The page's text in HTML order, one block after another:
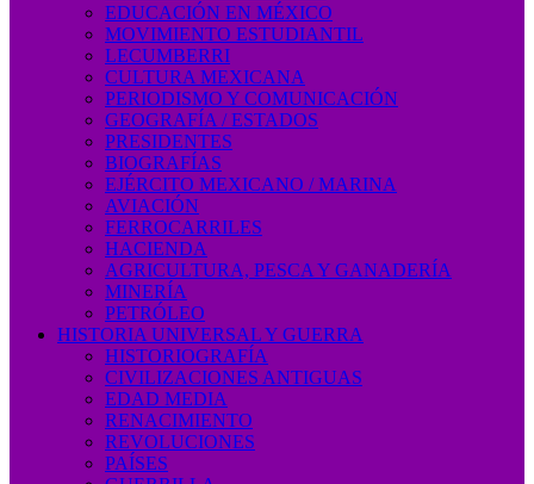
EDUCACIÓN EN MÉXICO
MOVIMIENTO ESTUDIANTIL
LECUMBERRI
CULTURA MEXICANA
PERIODISMO Y COMUNICACIÓN
GEOGRAFÍA / ESTADOS
PRESIDENTES
BIOGRAFÍAS
EJÉRCITO MEXICANO / MARINA
AVIACIÓN
FERROCARRILES
HACIENDA
AGRICULTURA, PESCA Y GANADERÍA
MINERÍA
PETRÓLEO
HISTORIA UNIVERSAL Y GUERRA
HISTORIOGRAFÍA
CIVILIZACIONES ANTIGUAS
EDAD MEDIA
RENACIMIENTO
REVOLUCIONES
PAÍSES